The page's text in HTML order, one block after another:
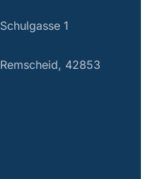
Schulgasse 1
Remscheid, 42853